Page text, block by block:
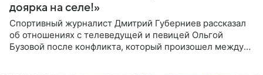
доярка на селе!»
Спортивный журналист Дмитрий Губерниев рассказал
об отношениях с телеведущей и певицей Ольгой
Бузовой после конфликта, который произошел между